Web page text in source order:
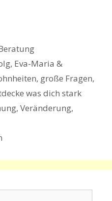
, Eva-Maria &
, große Fragen,
was dich stark
, Veränderung,